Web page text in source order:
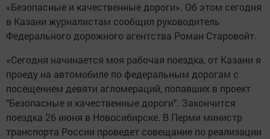
«Безопасные и качественные дороги». Об этом сегодня
в Казани журналистам сообщил руководитель
Федерального дорожного агентства Роман Старовойт.
«Сегодня начинается моя рабочая поездка, от Казани я
проеду на автомобиле по федеральным дорогам с
посещением девяти агломераций, попавших в проект
"Безопасные и качественные дороги". Закончится
поездка 26 июня в Новосибирске. В Перми министр
транспорта России проведет совещание по реализации